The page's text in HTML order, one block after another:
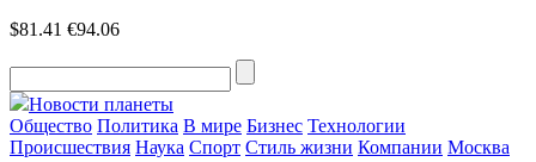
$81.41 €94.06
Новости планеты
Общество Политика В мире Бизнес Технологии
Происшествия Наука Спорт Стиль жизни Компании Москва